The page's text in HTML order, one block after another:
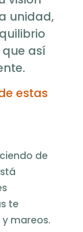
unidad,
así
estas
de
te
mareos.